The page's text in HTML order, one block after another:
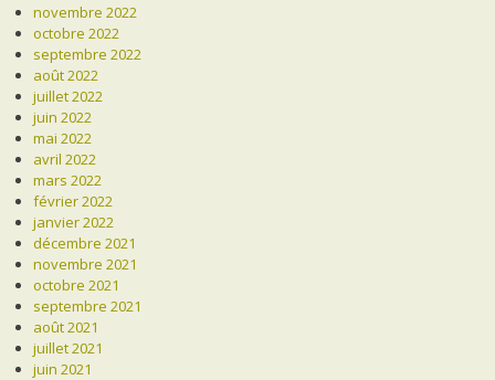
novembre 2022
octobre 2022
septembre 2022
août 2022
juillet 2022
juin 2022
mai 2022
avril 2022
mars 2022
février 2022
janvier 2022
décembre 2021
novembre 2021
octobre 2021
septembre 2021
août 2021
juillet 2021
juin 2021